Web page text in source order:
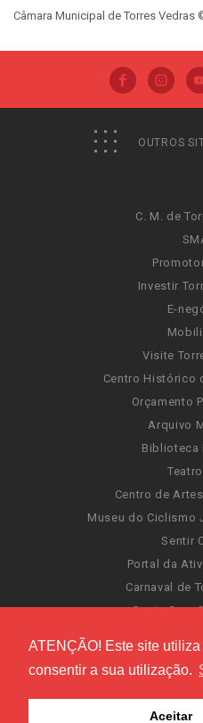
ATENÇÃO! Este site
consentir a sua utilização.
Aceitar
Câmara Municipal de Torres Vedras
OUTROS
C. M. de
Investir
E-
Visite
Centro Histórico
Orçamento
Arquivo
Biblioteca
Centro de
Museu do Ciclismo
Sentir
Portal da
Carnaval de
Santa Cruz